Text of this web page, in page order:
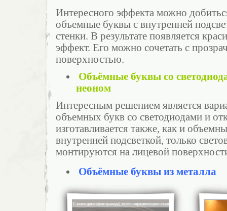
Интересного эффекта можно
объемные буквы с внутренней
стенки. В результате появляется
эффект. Его можно сочетать с
поверхностью.
Объёмные буквы со
неоном
Интересным решением является
объемных букв со светодиодами и
изготавливается также, как и
внутренней подсветкой, только
монтируются на лицевой
Объёмные буквы из металла